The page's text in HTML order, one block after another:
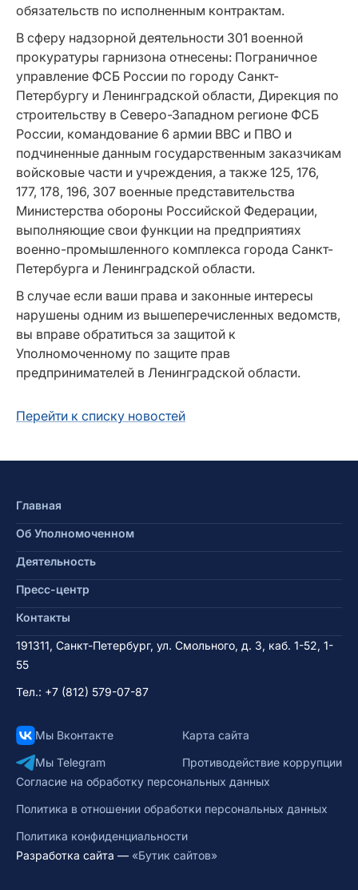
обязательств по исполненным контрактам.
В сферу надзорной деятельности 301 военной
прокуратуры гарнизона отнесены: Пограничное
управление ФСБ России по городу Санкт-
Петербургу и Ленинградской области, Дирекция по
строительству в Северо-Западном регионе ФСБ
России, командование 6 армии ВВС и ПВО и
подчиненные данным государственным заказчикам
войсковые части и учреждения, а также 125, 176,
177, 178, 196, 307 военные представительства
Министерства обороны Российской Федерации,
выполняющие свои функции на предприятиях
военно-промышленного комплекса города Санкт-
Петербурга и Ленинградской области.
В случае если ваши права и законные интересы
нарушены одним из вышеперечисленных ведомств,
вы вправе обратиться за защитой к
Уполномоченному по защите прав
предпринимателей в Ленинградской области.
Перейти к списку новостей
Главная
Об Уполномоченном
Деятельность
Пресс-центр
Контакты
191311, Санкт-Петербург, ул. Смольного, д. 3, каб. 1-52, 1-
55
Тел.: +7 (812) 579-07-87
Мы Вконтакте
Мы Telegram
Карта сайта
Противодействие коррупции
Согласие на обработку персональных данных
Политика в отношении обработки персональных данных
Политика конфиденциальности
Разработка сайта — «Бутик сайтов»